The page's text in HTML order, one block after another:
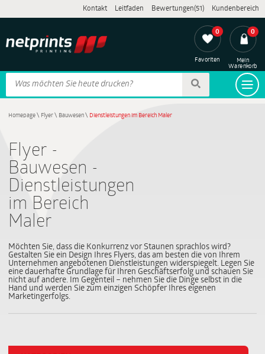
Kontakt Leitfaden Bewertungen(51) Kundenbereich
0
Favoriten
0
Mein
Warenkorb
Homepage\ Flyer\ Bauwesen\ Dienstleistungen im Bereich Maler
Flyer -
Bauwesen -
Dienstleistungen
im Bereich
Maler
Möchten Sie, dass die Konkurrenz vor Staunen sprachlos wird?
Gestalten Sie ein Design Ihres Flyers, das am besten die von Ihrem
Unternehmen angebotenen Dienstleistungen widerspiegelt. Legen Sie
eine dauerhafte Grundlage für Ihren Geschäftserfolg und schauen Sie
nicht auf andere. Im Gegenteil – nehmen Sie die Dinge selbst in die
Hand und werden Sie zum einzigen Schöpfer Ihres eigenen
Marketingerfolgs.